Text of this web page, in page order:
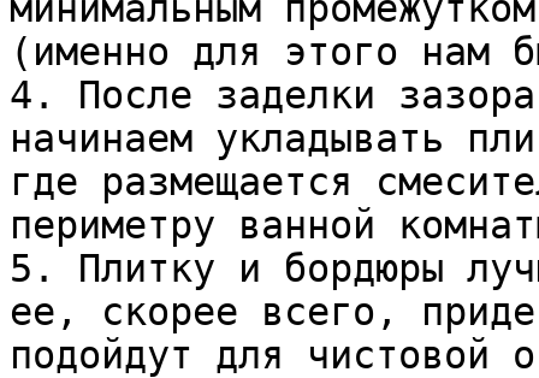
(именно для этого нам
4. После заделки
начинаем укладывать
где размещается
периметру ванной
5. Плитку и бордюры
ее, скорее всего,
подойдут для чистовой